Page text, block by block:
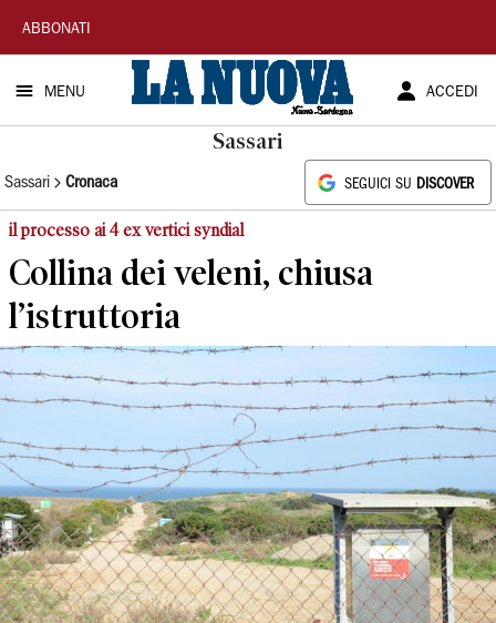
La
Nuova
Sardegna
ABBONATI
MENU ACCEDI
Sassari
Sassari Cronaca SEGUICI SU DISCOVER
il processo ai 4 ex vertici syndial
Collina dei veleni, chiusa
l’istruttoria